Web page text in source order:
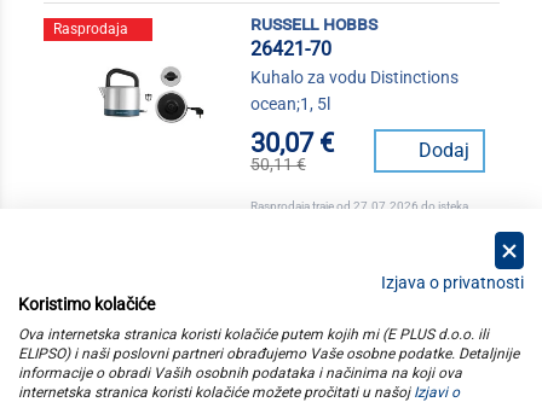
Rasprodaja
russell hobbs
26421-70
Kuhalo za vodu Distinctions
ocean;1, 5l
30,07 €
50,11 €
Dodaj
Rasprodaja traje od 27.07.2026 do isteka
kategorije
elipso
Izjava o privatnosti
Koristimo kolačiće
Ova internetska stranica koristi kolačiće putem kojih mi (E PLUS d.o.o. ili
ELIPSO) i naši poslovni partneri obrađujemo Vaše osobne podatke. Detaljnije
informacije o obradi Vaših osobnih podataka i načinima na koji ova
internetska stranica koristi kolačiće možete pročitati u našoj Izjavi o